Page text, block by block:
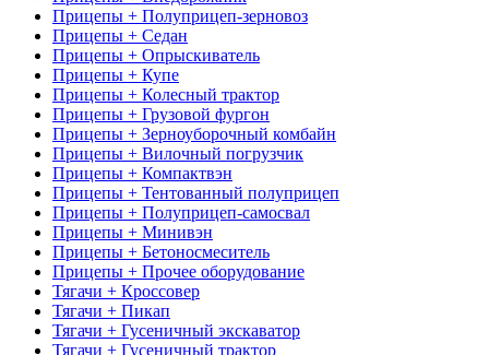
Прицепы + Полуприцеп-зерновоз
Прицепы + Седан
Прицепы + Опрыскиватель
Прицепы + Купе
Прицепы + Колесный трактор
Прицепы + Грузовой фургон
Прицепы + Зерноуборочный комбайн
Прицепы + Вилочный погрузчик
Прицепы + Компактвэн
Прицепы + Тентованный полуприцеп
Прицепы + Полуприцеп-самосвал
Прицепы + Минивэн
Прицепы + Бетоносмеситель
Прицепы + Прочее оборудование
Тягачи + Кроссовер
Тягачи + Пикап
Тягачи + Гусеничный экскаватор
Тягачи + Гусеничный трактор